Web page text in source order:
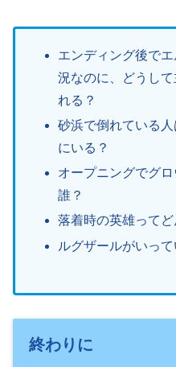
エンディング後で
況なのに、どうし
れる？
砂浜で倒れている
にいる？
オープニングでグ
誰？
落着時の英雄ってど
ルグザールがいっ
終わりに